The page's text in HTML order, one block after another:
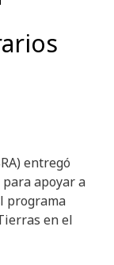
entregó
apoyar a
programa
en el